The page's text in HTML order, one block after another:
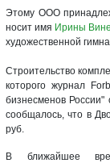
Этому ООО
носит имя Ирины
художественной
Строительство
которого журнал
бизнесменов
сообщалось, что в
руб.
В ближайшее